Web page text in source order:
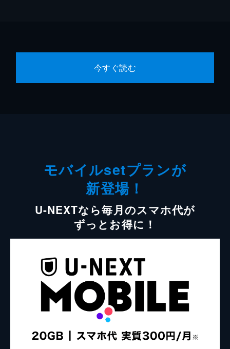
今すぐ読む
モバイルsetプランが
新登場！
U-NEXTなら毎月のスマホ代が
ずっとお得に！